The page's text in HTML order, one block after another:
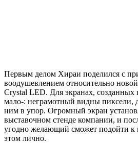
Первым делом Хираи поделился с
воодушевлением относительно
Crystal LED. Для экранах, созданных
мало-: неграмотный видны пиксели,
ним в упор. Огромный экран
выставочном стенде компании, и
угодно желающий сможет подойти к
этом лично.